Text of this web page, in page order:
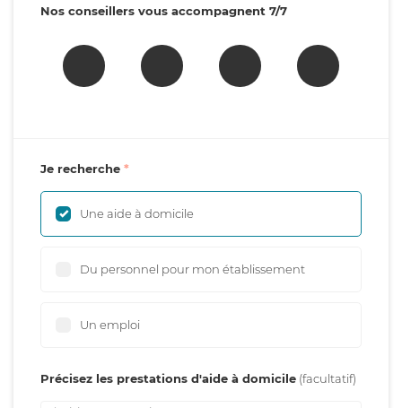
Nos conseillers vous accompagnent 7/7
Je recherche
Une aide à domicile
Du personnel pour mon établissement
Un emploi
Précisez les prestations d'aide à domicile